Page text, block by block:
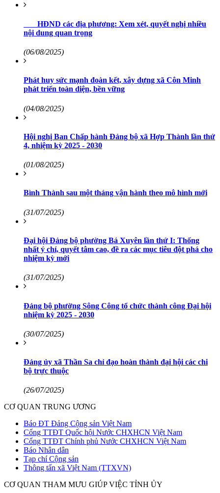
HĐND các địa phương: Xem xét, quyết nghị nhiều
nội dung quan trọng
(06/08/2025)
Phát huy sức mạnh đoàn kết, xây dựng xã Côn Minh
phát triển toàn diện, bền vững
(04/08/2025)
Hội nghị Ban Chấp hành Đảng bộ xã Hợp Thành lần thứ
4, nhiệm kỳ 2025 - 2030
(01/08/2025)
Bình Thành sau một tháng vận hành theo mô hình mới
(31/07/2025)
Đại hội Đảng bộ phường Bá Xuyên lần thứ I: Thống
nhất ý chí, quyết tâm cao, đề ra các mục tiêu đột phá cho
nhiệm kỳ mới
(31/07/2025)
Đảng bộ phường Sông Công tổ chức thành công Đại hội
nhiệm kỳ 2025 - 2030
(30/07/2025)
Đảng ủy xã Thần Sa chỉ đạo hoàn thành đại hội các chi
bộ trực thuộc
(26/07/2025)
CƠ QUAN TRUNG ƯƠNG
Báo ĐT Đảng Cộng sản Việt Nam
Cổng TTĐT Quốc hội Nước CHXHCN Việt Nam
Cổng TTĐT Chính phủ Nước CHXHCN Việt Nam
Báo Nhân dân
Tạp chí Cộng sản
Thông tấn xã Việt Nam (TTXVN)
CƠ QUAN THAM MƯU GIÚP VIỆC TỈNH ỦY